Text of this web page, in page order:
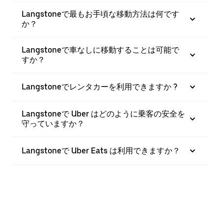
Langstoneで最もお手頃な移動方法は何です
か？
Langstoneで車なしに移動することは可能で
すか？
Langstoneでレンタカーを利用できますか ?
Langstoneで Uber はどのように乗客の安全を
守っていますか？
Langstoneで Uber Eats は利用できますか？